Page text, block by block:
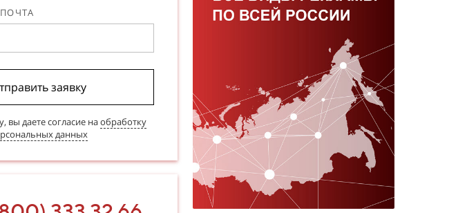
заявку
вы даете согласие наобработку
данных